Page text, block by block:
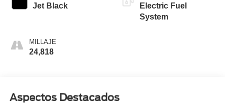
Jet Black
MILLAJE
24,818
Electric Fuel
System
Aspectos Destacados